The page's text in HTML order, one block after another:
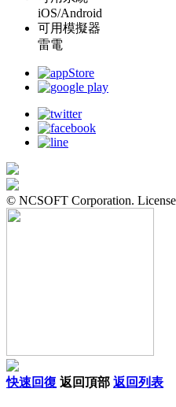
iOS/Android
可用模擬器
雷電
© NCSOFT Corporation.
快速回復 返回頂部 返回列表